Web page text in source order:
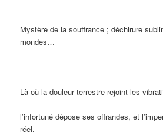
Mystère de la souffrance ; déchirure
mondes…
Là où la douleur terrestre rejoint les
l’infortuné dépose ses offrandes, et
réel.